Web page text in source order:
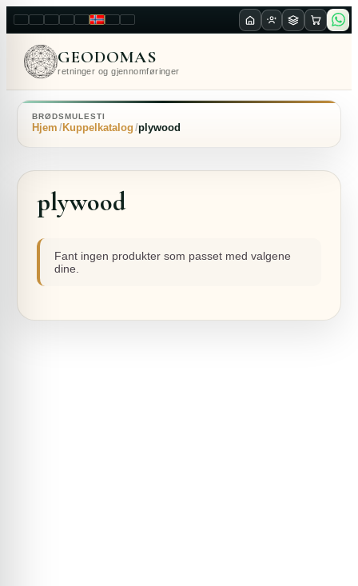
LT ENPL FRRUNOSKRO
GEODOMAS
retninger og gjennomføringer
BRØDSMULESTI
Hjem Kuppelkatalog plywood
plywood
Fant ingen produkter som passet med valgene
dine.